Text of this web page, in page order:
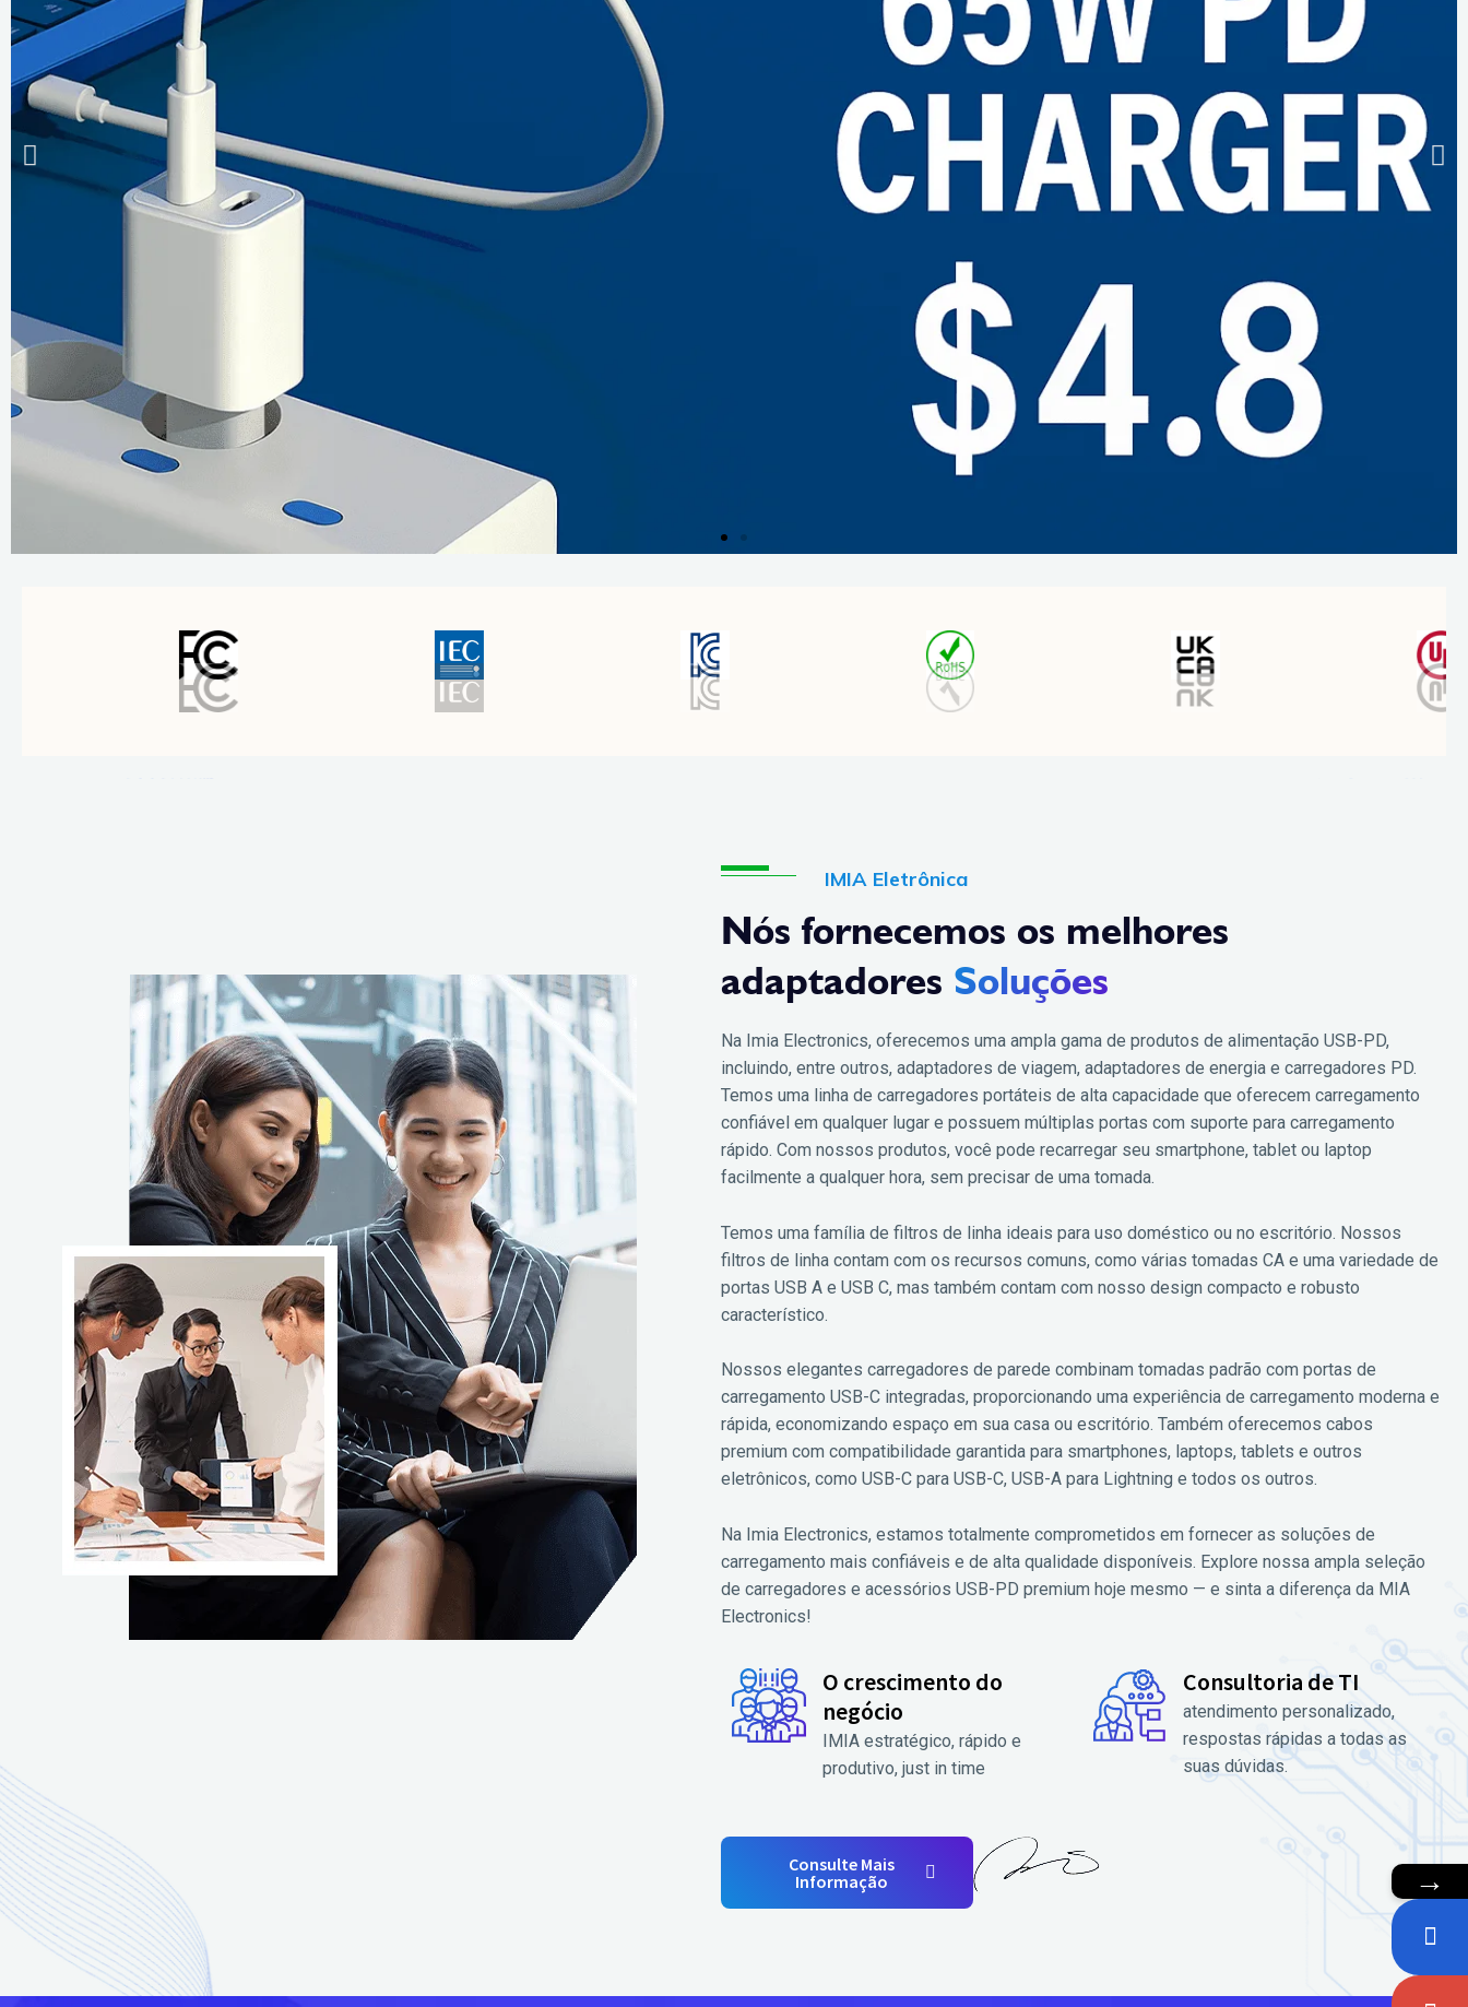
Mais
informações
IMIA Eletrônica
Nós fornecemos os melhores
adaptadores Soluções
Na Imia Electronics, oferecemos uma ampla gama de produtos de alimentação USB-PD,
incluindo, entre outros, adaptadores de viagem, adaptadores de energia e carregadores PD.
Temos uma linha de carregadores portáteis de alta capacidade que oferecem carregamento
confiável em qualquer lugar e possuem múltiplas portas com suporte para carregamento
rápido. Com nossos produtos, você pode recarregar seu smartphone, tablet ou laptop
facilmente a qualquer hora, sem precisar de uma tomada.
Temos uma família de filtros de linha ideais para uso doméstico ou no escritório. Nossos
filtros de linha contam com os recursos comuns, como várias tomadas CA e uma variedade de
portas USB A e USB C, mas também contam com nosso design compacto e robusto
característico.
Nossos elegantes carregadores de parede combinam tomadas padrão com portas de
carregamento USB-C integradas, proporcionando uma experiência de carregamento moderna e
rápida, economizando espaço em sua casa ou escritório. Também oferecemos cabos
premium com compatibilidade garantida para smartphones, laptops, tablets e outros
eletrônicos, como USB-C para USB-C, USB-A para Lightning e todos os outros.
Na Imia Electronics, estamos totalmente comprometidos em fornecer as soluções de
carregamento mais confiáveis e de alta qualidade disponíveis. Explore nossa ampla seleção
de carregadores e acessórios USB-PD premium hoje mesmo — e sinta a diferença da MIA
Electronics!
O crescimento do
negócio
IMIA estratégico, rápido e
produtivo, just in time
Consultoria de TI
atendimento personalizado,
respostas rápidas a todas as
suas dúvidas.
Consulte Mais
Informação
→